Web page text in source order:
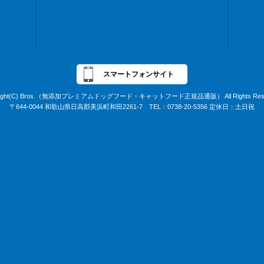
スマートフォンサイト
Bros.（無添加プレミアムドッグフード・キャットフード正規品通販） All Rights
〒644-0044 和歌山県日高郡美浜町和田2261-7 TEL：0738-20-5356 定休日：土日祝